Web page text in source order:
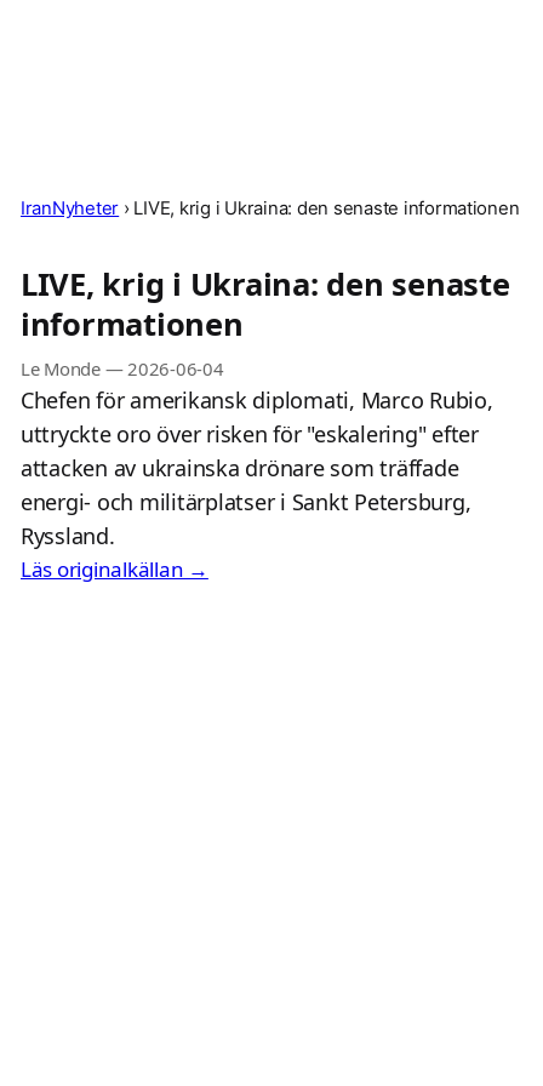
IranNyheter › LIVE, krig i Ukraina: den senaste informationen
LIVE, krig i Ukraina: den senaste
informationen
Le Monde— 2026-06-04
Chefen för amerikansk diplomati, Marco Rubio,
uttryckte oro över risken för "eskalering" efter
attacken av ukrainska drönare som träffade
energi- och militärplatser i Sankt Petersburg,
Ryssland.
Läs originalkällan →